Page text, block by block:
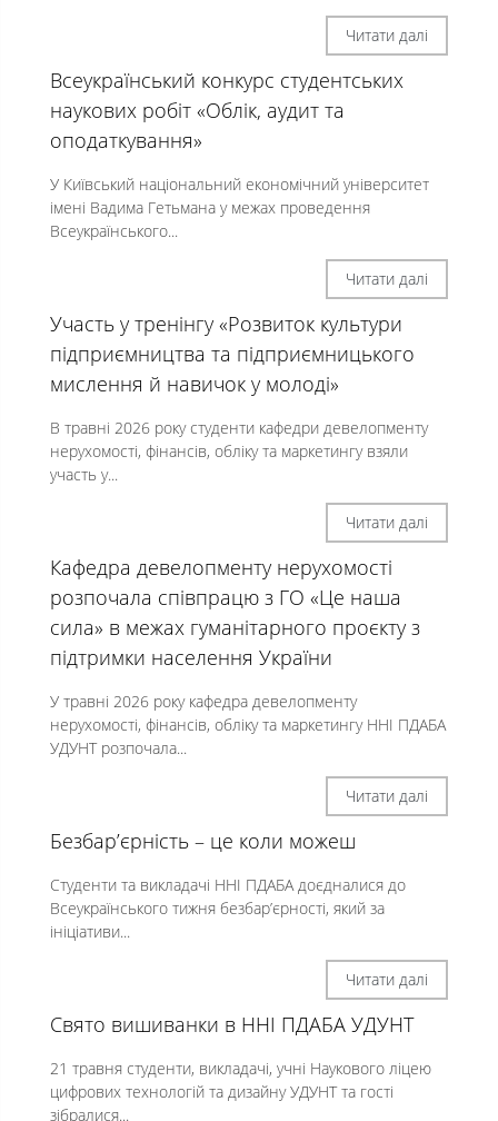
Читати далі
Всеукраїнський конкурс студентських
наукових робіт «Облік, аудит та
оподаткування»
У Київський національний економічний університет
імені Вадима Гетьмана у межах проведення
Всеукраїнського...
Читати далі
Участь у тренінгу «Розвиток культури
підприємництва та підприємницького
мислення й навичок у молоді»
В травні 2026 року студенти кафедри девелопменту
нерухомості, фінансів, обліку та маркетингу взяли
участь у...
Читати далі
Кафедра девелопменту нерухомості
розпочала співпрацю з ГО «Це наша
сила» в межах гуманітарного проєкту з
підтримки населення України
У травні 2026 року кафедра девелопменту
нерухомості, фінансів, обліку та маркетингу ННІ ПДАБА
УДУНТ розпочала...
Читати далі
Безбар’єрність – це коли можеш
Студенти та викладачі ННІ ПДАБА доєдналися до
Всеукраїнського тижня безбар’єрності, який за
ініціативи...
Читати далі
Свято вишиванки в ННІ ПДАБА УДУНТ
21 травня студенти, викладачі, учні Наукового ліцею
цифрових технологій та дизайну УДУНТ та гості
зібралися...